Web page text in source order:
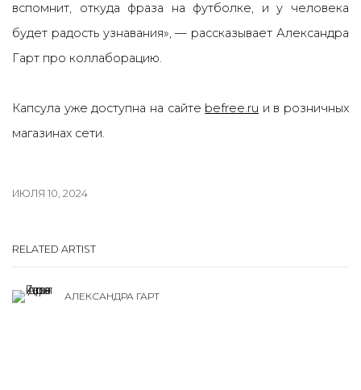
вспомнит, откуда фраза на футболке, и у человека
будет радость узнавания», — рассказывает Александра
Гарт про коллаборацию.
Капсула уже доступна на сайте befree.ru и в розничных
магазинах сети.
ИЮЛЯ 10, 2024
RELATED ARTIST
АЛЕКСАНДРА ГАРТ